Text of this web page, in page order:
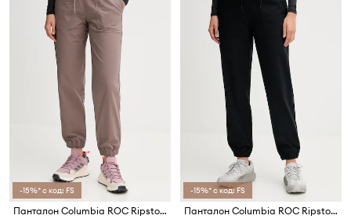
-15%* с код: FS
Панталон Columbia ROC Ripstop
-15%* с код: FS
Панталон Columbia ROC Ripstop